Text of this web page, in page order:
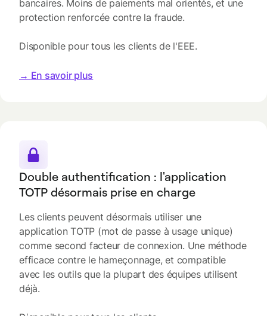
bancaires. Moins de paiements mal orientés, et une
protection renforcée contre la fraude.
Disponible pour tous les clients de l'EEE.
→ En savoir plus
Double authentification : l'application
TOTP désormais prise en charge
Les clients peuvent désormais utiliser une
application TOTP (mot de passe à usage unique)
comme second facteur de connexion. Une méthode
efficace contre le hameçonnage, et compatible
avec les outils que la plupart des équipes utilisent
déjà.